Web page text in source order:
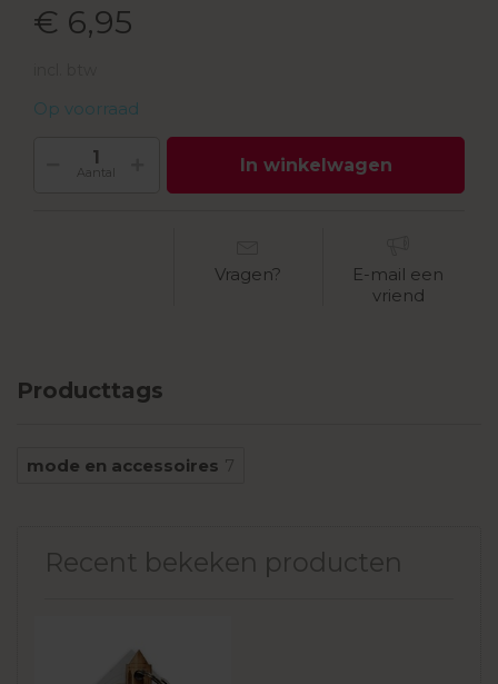
€ 6,95
Op voorraad
Aantal In winkelwagen
Vragen?
E-mail een
vriend
Producttags
mode en accessoires 7
Recent bekeken producten